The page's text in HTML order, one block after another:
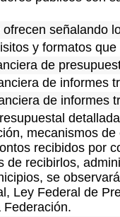
señalando
y formatos que
de
de informes
de informes
mecanismos
recibidos por
de recibirlos,
se
Ley Federal de
Federación.